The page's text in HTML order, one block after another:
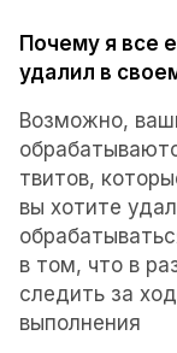
Почему я все
удалил в
Возможно,
твитов,
вы хотите
в том, что в
следить за
выполнения